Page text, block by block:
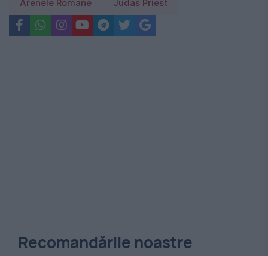
Arenele Romane Judas Priest
Recomandările noastre